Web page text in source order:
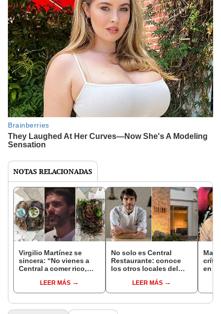
NOTAS RELACIONADAS
Virgilio Martínez se
sincera: “No vienes a
Central a comer rico,
sensaciones”
LEER MÁS
No solo es Central
Restaurante: conoce
los otros locales del
LEER MÁS
en